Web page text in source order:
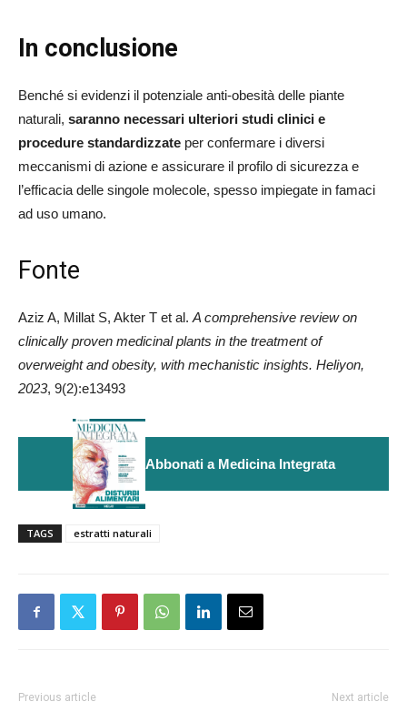
In conclusione
Benché si evidenzi il potenziale anti-obesità delle piante
naturali, saranno necessari ulteriori studi clinici e
procedure standardizzate per confermare i diversi
meccanismi di azione e assicurare il profilo di sicurezza e
l’efficacia delle singole molecole, spesso impiegate in famaci
ad uso umano.
Fonte
Aziz A, Millat S, Akter T et al. A comprehensive review on
clinically proven medicinal plants in the treatment of
overweight and obesity, with mechanistic insights. Heliyon,
2023, 9(2):e13493
Abbonati a Medicina Integrata
TAGS estratti naturali
Previous article Next article